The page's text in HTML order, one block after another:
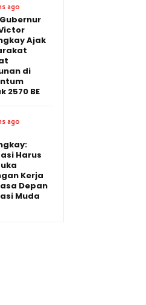
ago
Ajak
di
2570 BE
ago
Harus
Kerja
Depan
Muda